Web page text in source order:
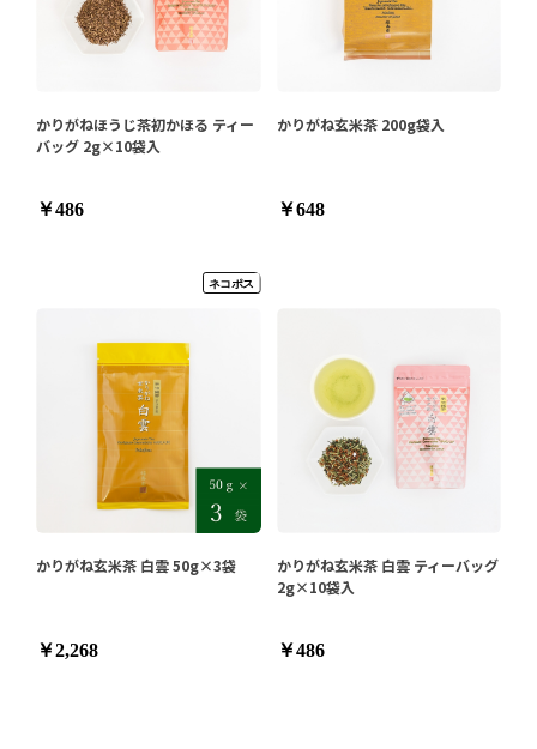
かりがねほうじ茶初かほる ティー
バッグ 2g×10袋入
￥486
かりがね玄米茶 200g袋入
￥648
かりがね玄米茶 白雲 50g×3袋
￥2,268
かりがね玄米茶 白雲 ティーバッグ
2g×10袋入
￥486